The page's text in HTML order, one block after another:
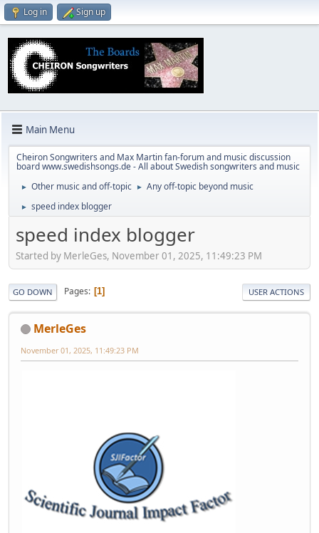
Log in Sign up
Main Menu
Cheiron Songwriters and Max Martin fan-forum and music discussion
board www.swedishsongs.de - All about Swedish songwriters and music
► Other music and off-topic ► Any off-topic beyond music
► speed index blogger
speed index blogger
Started by MerleGes, November 01, 2025, 11:49:23 PM
GO DOWN Pages 1 USER ACTIONS
MerleGes
November 01, 2025, 11:49:23 PM